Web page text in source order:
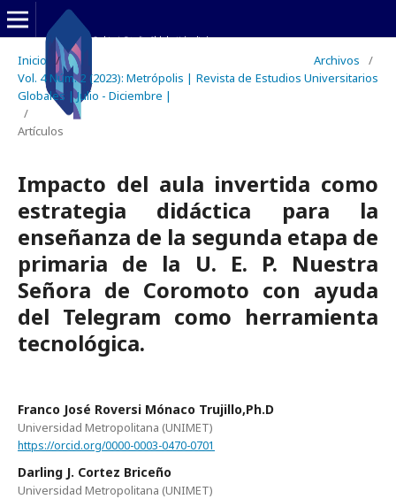
Inicio / Archivos
/
Vol. 4 Núm. 2 (2023): Metrópolis | Revista de Estudios Universitarios
Globales | Julio - Diciembre |
/
Artículos
Impacto del aula invertida como
estrategia didáctica para la
enseñanza de la segunda etapa de
primaria de la U. E. P. Nuestra
Señora de Coromoto con ayuda
del Telegram como herramienta
tecnológica.
Franco José Roversi Mónaco Trujillo,Ph.D
Universidad Metropolitana (UNIMET)
https://orcid.org/0000-0003-0470-0701
Darling J. Cortez Briceño
Universidad Metropolitana (UNIMET)